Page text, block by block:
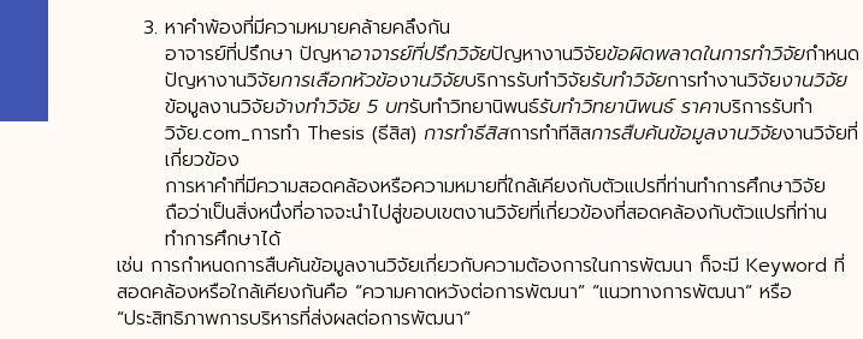
หาคำพ้องที่มีความหมายคล้ายคลึงกัน
อาจารย์ที่ปรึกษา ปัญหาอาจารย์ที่ปรึกวิจัยปัญหางานวิจัยข้อผิดพลาดในการทำวิจัยกำหนด
ปัญหางานวิจัยการเลือกหัวข้องานวิจัยบริการรับทำวิจัยรับทำวิจัยการทำงานวิจัยงานวิจัย
ข้อมูลงานวิจัยจ้างทำวิจัย 5 บทรับทำวิทยานิพนธ์รับทำวิทยานิพนธ์ ราคาบริการรับทำ
วิจัย.com_การทำ Thesis (ธีสิส) การทำธีสิสการทำทีสิสการสืบค้นข้อมูลงานวิจัยงานวิจัยที่
เกี่ยวข้อง
การหาคำที่มีความสอดคล้องหรือความหมายที่ใกล้เคียงกับตัวแปรที่ท่านทำการศึกษาวิจัย
ถือว่าเป็นสิ่งหนึ่งที่อาจจะนำไปสู่ขอบเขตงานวิจัยที่เกี่ยวข้องที่สอดคล้องกับตัวแปรที่ท่าน
ทำการศึกษาได้
เช่น การกำหนดการสืบค้นข้อมูลงานวิจัยเกี่ยวกับความต้องการในการพัฒนา ก็จะมี Keyword ที่
สอดคล้องหรือใกล้เคียงกันคือ “ความคาดหวังต่อการพัฒนา” “แนวทางการพัฒนา” หรือ
“ประสิทธิภาพการบริหารที่ส่งผลต่อการพัฒนา”